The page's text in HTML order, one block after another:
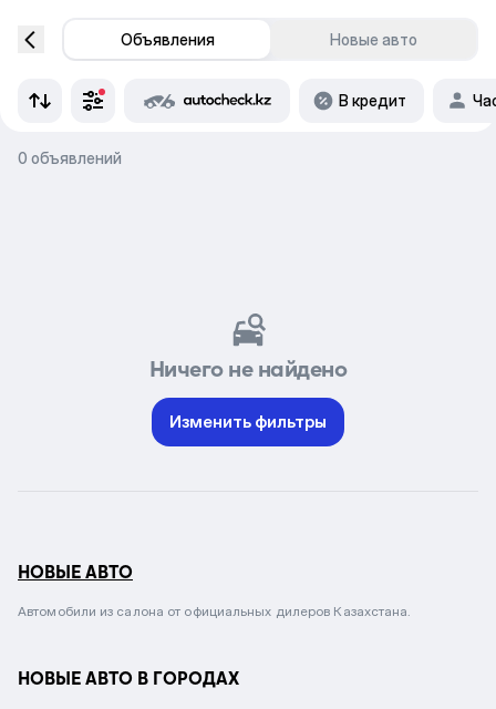
Объявления Новые авто
В кредит
0 объявлений
Ничего не найдено
Изменить фильтры
НОВЫЕ АВТО
Автомобили из салона от официальных дилеров Казахстана.
НОВЫЕ АВТО В ГОРОДАХ